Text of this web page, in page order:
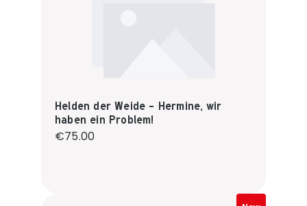
Helden der Weide - Hermine, wir
haben ein Problem!
Regular price:
€75.00